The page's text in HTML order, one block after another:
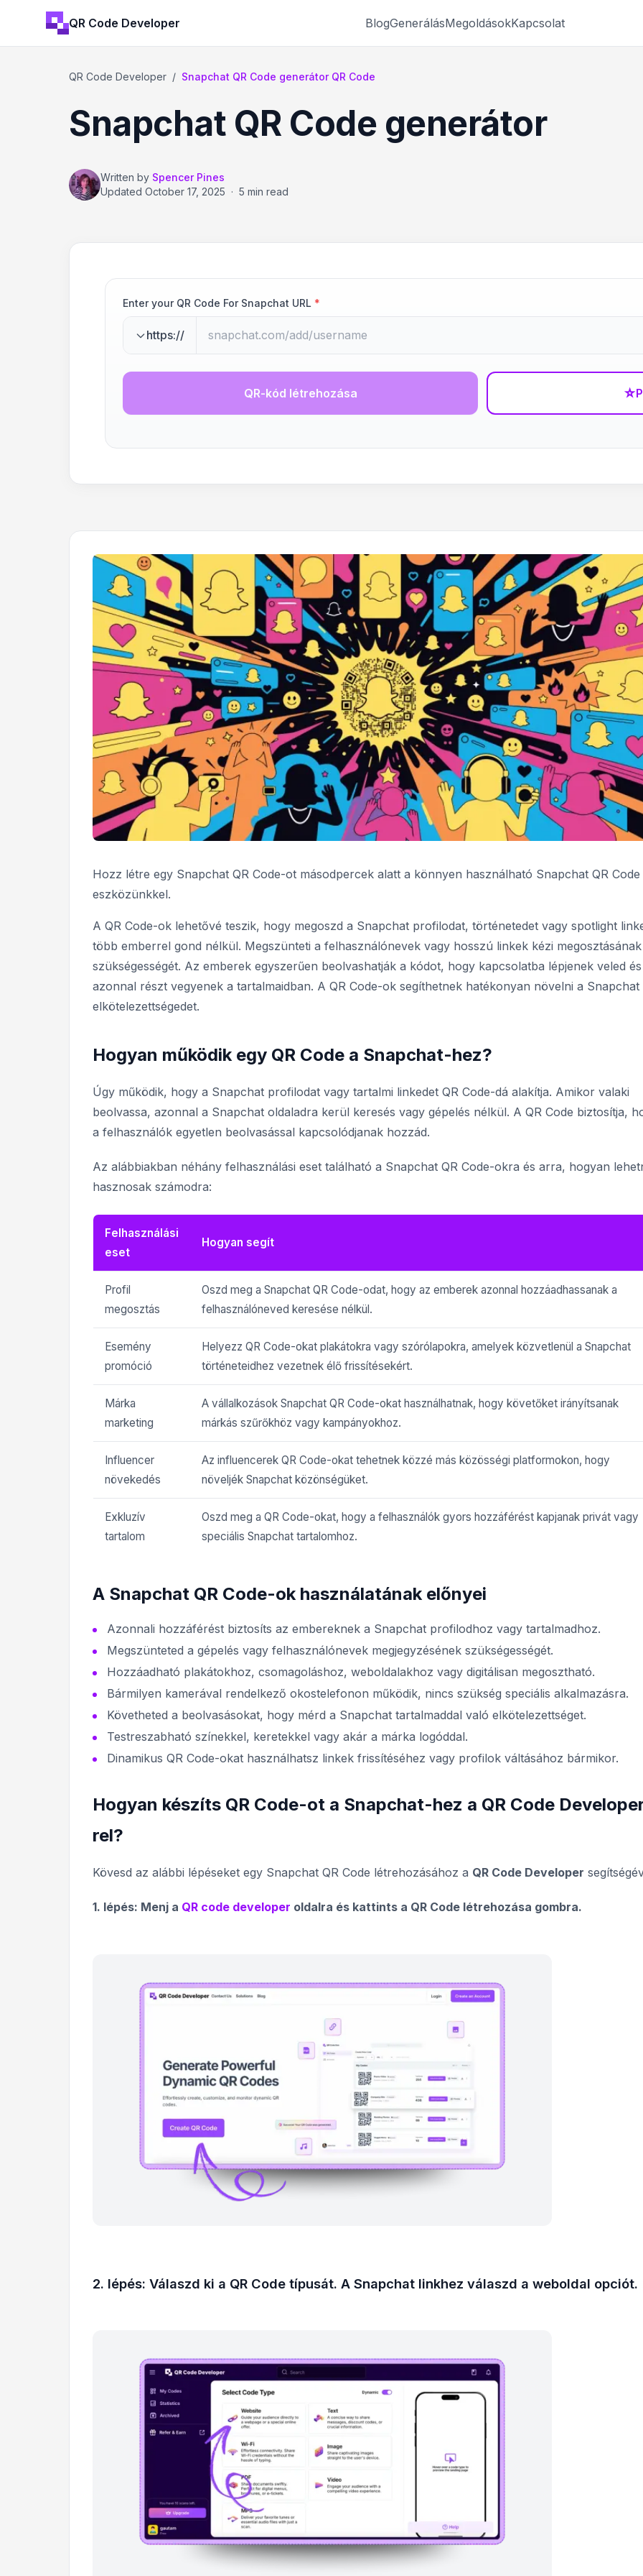
QR Code Developer BlogGenerálásMegoldásokKapcsolat
QR Code Developer / Snapchat QR Code generátor QR Code
Snapchat QR Code generátor
Written by Spencer Pines
Updated October 17, 2025 · 5 min read
Enter your QR Code For Snapchat URL *
https://
QR-kód létrehozása ☆
Hozz létre egy Snapchat QR Code-ot másodpercek alatt a könnyen használható Snapchat QR Code
eszközünkkel.
A QR Code-ok lehetővé teszik, hogy megoszd a Snapchat profilodat, történetedet vagy spotlight
több emberrel gond nélkül. Megszünteti a felhasználónevek vagy hosszú linkek kézi megosztásának
szükségességét. Az emberek egyszerűen beolvashatják a kódot, hogy kapcsolatba lépjenek veled és
azonnal részt vegyenek a tartalmaidban. A QR Code-ok segíthetnek hatékonyan növelni a Snapchat
elkötelezettségedet.
Hogyan működik egy QR Code a Snapchat-hez?
Úgy működik, hogy a Snapchat profilodat vagy tartalmi linkedet QR Code-dá alakítja. Amikor valaki
beolvassa, azonnal a Snapchat oldaladra kerül keresés vagy gépelés nélkül. A QR Code biztosítja,
a felhasználók egyetlen beolvasással kapcsolódjanak hozzád.
Az alábbiakban néhány felhasználási eset található a Snapchat QR Code-okra és arra, hogyan
hasznosak számodra:
Felhasználási
eset
Hogyan segít
Profil
megosztás
Oszd meg a Snapchat QR Code-odat, hogy az emberek azonnal hozzáadhassanak a
felhasználóneved keresése nélkül.
Esemény
promóció
Helyezz QR Code-okat plakátokra vagy szórólapokra, amelyek közvetlenül a Snapchat
történeteidhez vezetnek élő frissítésekért.
Márka
marketing
A vállalkozások Snapchat QR Code-okat használhatnak, hogy követőket irányítsanak
márkás szűrőkhöz vagy kampányokhoz.
Influencer
növekedés
Az influencerek QR Code-okat tehetnek közzé más közösségi platformokon, hogy
növeljék Snapchat közönségüket.
Exkluzív
tartalom
Oszd meg a QR Code-okat, hogy a felhasználók gyors hozzáférést kapjanak privát vagy
speciális Snapchat tartalomhoz.
A Snapchat QR Code-ok használatának előnyei
Azonnali hozzáférést biztosíts az embereknek a Snapchat profilodhoz vagy tartalmadhoz.
Megszünteted a gépelés vagy felhasználónevek megjegyzésének szükségességét.
Hozzáadható plakátokhoz, csomagoláshoz, weboldalakhoz vagy digitálisan megosztható.
Bármilyen kamerával rendelkező okostelefonon működik, nincs szükség speciális alkalmazásra.
Követheted a beolvasásokat, hogy mérd a Snapchat tartalmaddal való elkötelezettséget.
Testreszabható színekkel, keretekkel vagy akár a márka logóddal.
Dinamikus QR Code-okat használhatsz linkek frissítéséhez vagy profilok váltásához bármikor.
Hogyan készíts QR Code-ot a Snapchat-hez a QR Code
rel?
Kövesd az alábbi lépéseket egy Snapchat QR Code létrehozásához a QR Code Developer
1. lépés: Menj a QR code developer oldalra és kattints a QR Code létrehozása gombra.
2. lépés: Válaszd ki a QR Code típusát. A Snapchat linkhez válaszd a weboldal opciót.